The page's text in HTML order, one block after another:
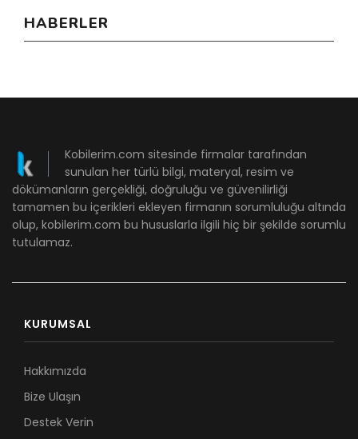
HABERLER
Kobilerim.com sitesinde firmalar tarafından
sunulan her türlü bilgi, materyal, resim ve
dökümanların gerçekliği, doğruluğu ve güvenilirliği
tamamen bu içerikleri ekleyen firmanın sorumluluğu altında
olup, kobilerim.com bu hususlarla ilgili hiç bir şekilde sorumlu
tutulamaz.
KURUMSAL
Hakkımızda
Bize Ulaşın
Destek Verin